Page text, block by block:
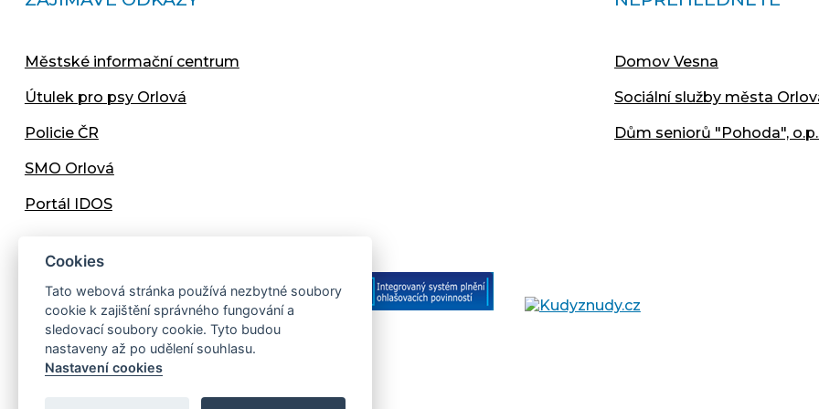
Městské informační centrum
Útulek pro psy Orlová
Policie ČR
SMO Orlová
Portál IDOS
Domov Vesna
Sociální služby města
Dům seniorů "Pohoda",
Copyright © 2013 - 2026 Městský úřad Orlová
Cookies
Tato webová stránka používá nezbytné soubory
cookie k zajištění správného fungování a
sledovací soubory cookie. Tyto budou
nastaveny až po udělení souhlasu.
Nastavení cookies